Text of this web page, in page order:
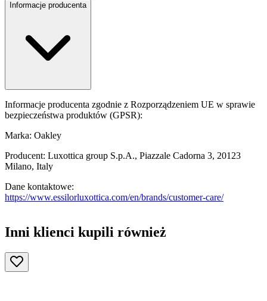
Informacje producenta
Informacje producenta zgodnie z Rozporządzeniem UE w sprawie
bezpieczeństwa produktów (GPSR):
Marka: Oakley
Producent: Luxottica group S.p.A., Piazzale Cadorna 3, 20123
Milano, Italy
Dane kontaktowe:
https://www.essilorluxottica.com/en/brands/customer-care/
Inni klienci kupili również